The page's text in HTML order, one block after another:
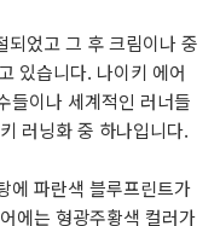
되었고 그 후 크림이나 중
있습니다. 나이키 에어
들이나 세계적인 러너들
러닝화 중 하나입니다.
에 파란색 블루프린트가
에는 형광주황색 컬러가